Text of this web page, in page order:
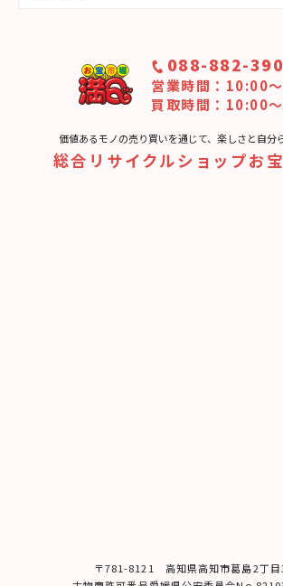
088-882-
営業時間：10:00
買取時間：10:00
価値あるモノの売り買いを通じて、楽しさと⾃分
総合リサイクルショップお
〒781-8121 ⾼知県⾼知市葛島2丁⽬